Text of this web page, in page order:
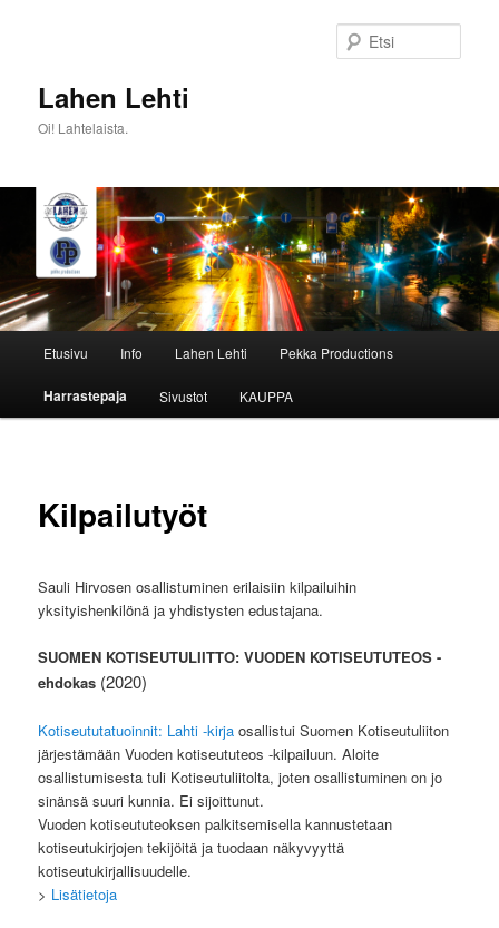
Lahen Lehti
Oi! Lahtelaista.
Etusivu Info Lahen Lehti Pekka Productions
Harrastepaja Sivustot KAUPPA
Kilpailutyöt
Sauli Hirvosen osallistuminen erilaisiin kilpailuihin
yksityishenkilönä ja yhdistysten edustajana.
SUOMEN KOTISEUTULIITTO: VUODEN KOTISEUTUTEOS -
ehdokas (2020)
Kotiseututatuoinnit: Lahti -kirja osallistui Suomen Kotiseutuliiton
järjestämään Vuoden kotiseututeos -kilpailuun. Aloite
osallistumisesta tuli Kotiseutuliitolta, joten osallistuminen on jo
sinänsä suuri kunnia. Ei sijoittunut.
Vuoden kotiseututeoksen palkitsemisella kannustetaan
kotiseutukirjojen tekijöitä ja tuodaan näkyvyyttä
kotiseutukirjallisuudelle.
> Lisätietoja